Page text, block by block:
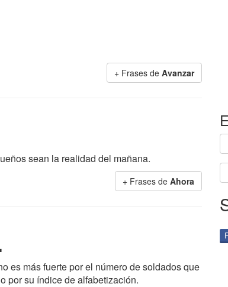
+ Frases de Avanzar
sean la realidad del mañana.
+ Frases de Ahora
es más fuerte por el número de soldados que
por su índice de alfabetización.